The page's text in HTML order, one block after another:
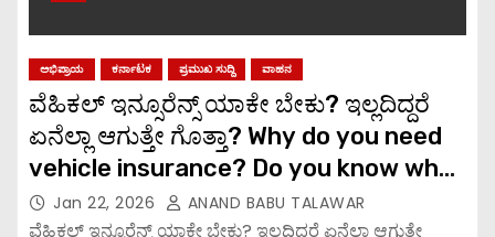
ಅಭಿಪ್ರಾಯ ಕರ್ನಾಟಕ ಪ್ರಮುಖ ಸುದ್ದಿ ವಾಹನ
ವೆಹಿಕಲ್ ಇನ್ಸೂರೆನ್ಸ್ ಯಾಕೇ ಬೇಕು? ಇಲ್ಲದಿದ್ದರೆ
ಏನೆಲ್ಲಾ ಆಗುತ್ತೇ ಗೊತ್ತಾ? Why do you need
vehicle insurance? Do you know what
happens if you don’t have it?
Jan 22, 2026 ANAND BABU TALAWAR
ವೆಹಿಕಲ್ ಇನ್ಸೂರೆನ್ಸ್ ಯಾಕೇ ಬೇಕು? ಇಲ್ಲದಿದ್ದರೆ ಏನೆಲ್ಲಾ ಆಗುತ್ತೇ